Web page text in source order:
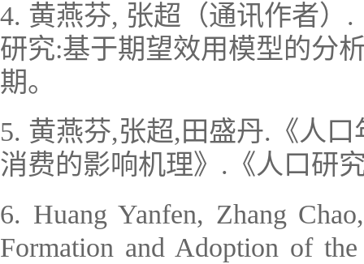
4. 黄燕芬, 张超（通讯作者）
研究:基于期望效用模型的分
期。
5. 黄燕芬,张超,田盛丹.《人
消费的影响机理》.《人口研
6. Huang Yanfen, Zhang
Formation and Adoption of the